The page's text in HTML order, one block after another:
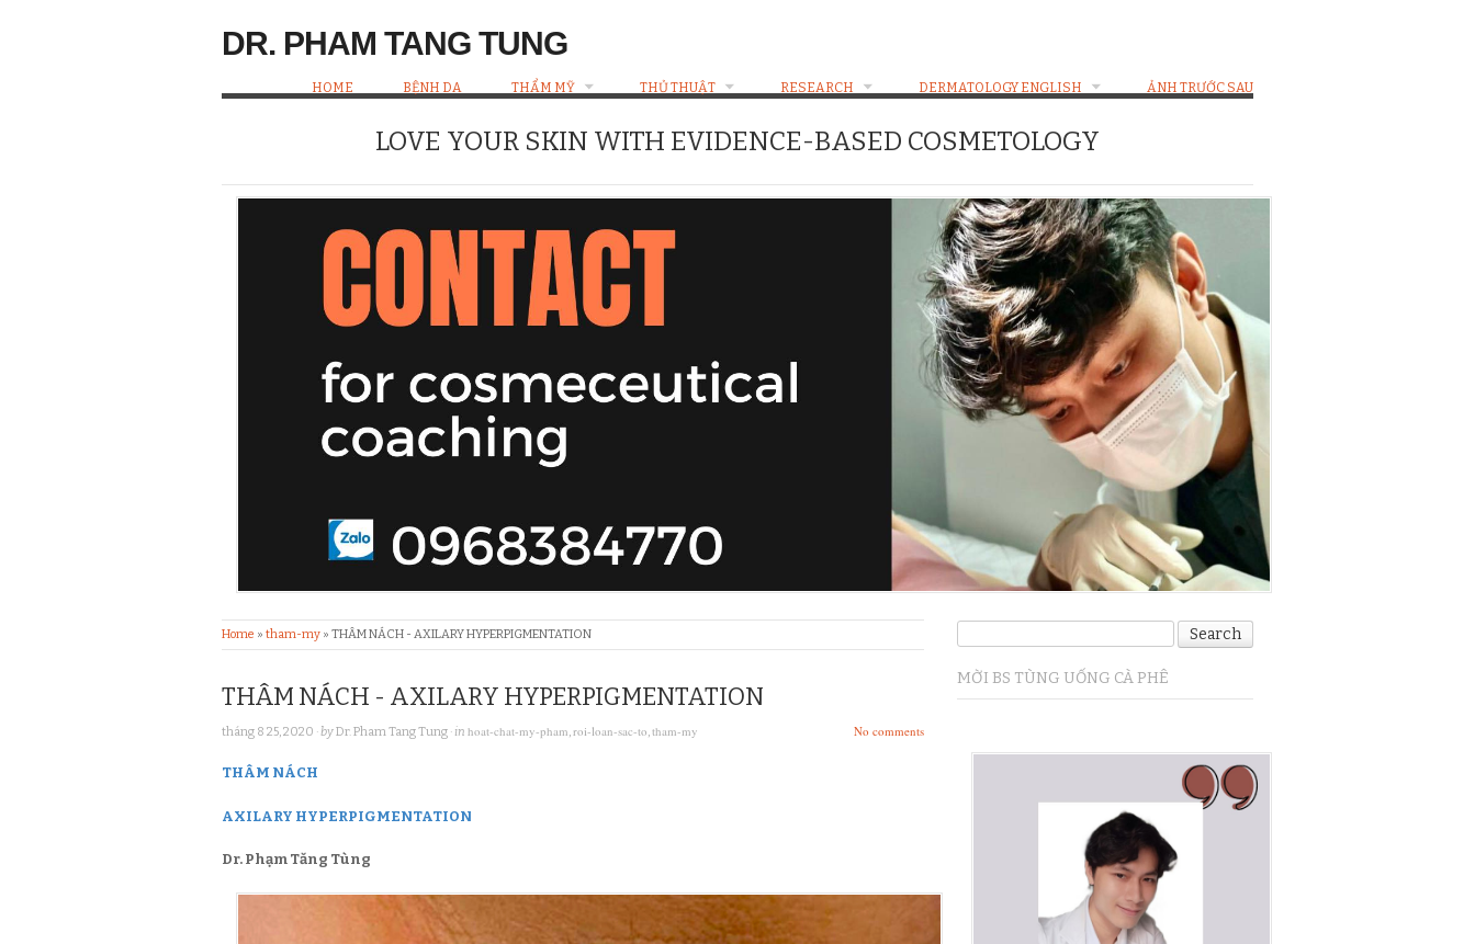
DR. PHAM TANG TUNG
HOME BỆNH DA THẨM MỸ THỦ THUẬT RESEARCH DERMATOLOGY ENGLISH ẢNH TRƯỚC SAU
LOVE YOUR SKIN WITH EVIDENCE-BASED COSMETOLOGY
Home » tham-my » THÂM NÁCH - AXILARY HYPERPIGMENTATION
THÂM NÁCH - AXILARY HYPERPIGMENTATION
tháng 8 25, 2020 · byDr. Pham Tang Tung · in hoat-chat-my-pham roi-loan-sac-to tham-my No comments
THÂM NÁCH
AXILARY HYPERPIGMENTATION
Dr. Phạm Tăng Tùng
MỜI BS TÙNG UỐNG CÀ PHÊ